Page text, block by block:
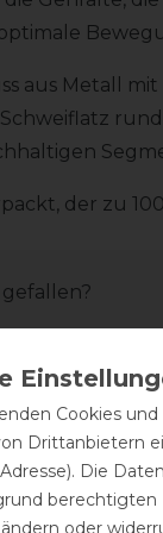
aus Metall
der zu
Cookies
Drittanbietern
Die
berechtigten
oder